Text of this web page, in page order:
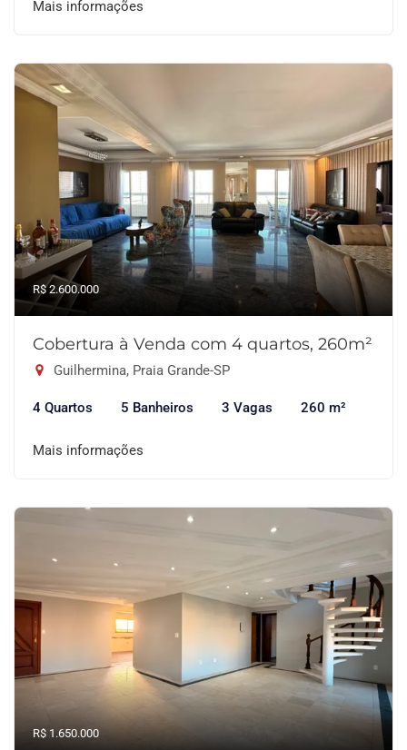
Mais informações
R$ 2.600.000
Cobertura à Venda com 4 quartos, 260m²
Guilhermina, Praia Grande-SP
4 Quartos 5 Banheiros 3 Vagas 260 m²
Mais informações
R$ 1.650.000